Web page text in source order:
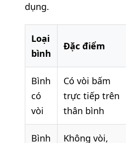
dụng.
Loại
bình
Đặc điểm
Bình
có
vòi
Có vòi bấm
trực tiếp trên
thân bình
Bình
Không vòi,